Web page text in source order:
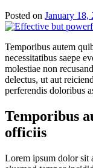
Posted on January 18,
Temporibus autem
necessitatibus saepe
molestiae non
delectus, ut aut
perferendis doloribus
Temporibus
officiis
Lorem ipsum dolor sit